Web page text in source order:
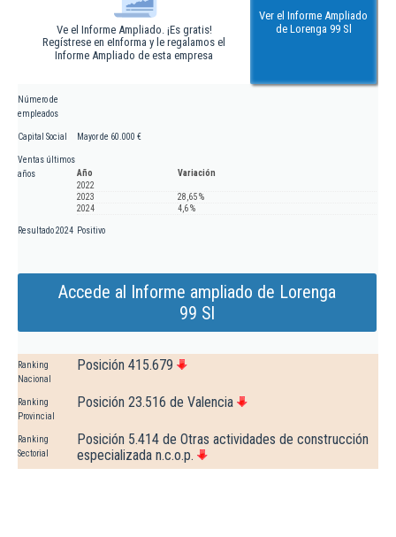
Ve el Informe Ampliado. ¡Es gratis!
Regístrese en eInforma y le regalamos el
Informe Ampliado de esta empresa
Ver el Informe Ampliado
de Lorenga 99 Sl
Número de
empleados
Capital Social Mayor de 60.000 €
Ventas últimos
años
Año
Variación
2022
2023
28,65 %
2024
4,6 %
Resultado 2024 Positivo
Accede al Informe ampliado de Lorenga
99 Sl
Ranking
Nacional
Posición 415.679
Ranking
Provincial
Posición 23.516 de Valencia
Ranking
Sectorial
Posición 5.414 de Otras actividades de construcción
especializada n.c.o.p.